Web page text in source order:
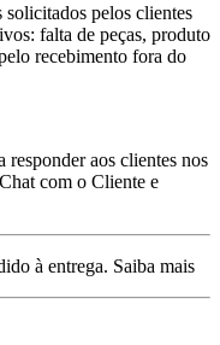
solicitados pelos clientes
falta de peças, produto
recebimento fora do
aos clientes nos
com o Cliente e
à entrega. Saiba mais